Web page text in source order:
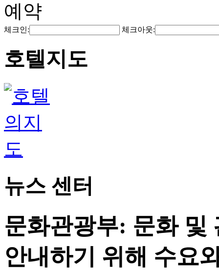
예약
체크인: 체크아웃:
호텔지도
뉴스 센터
문화관광부: 문화 및
안내하기 위해 수요